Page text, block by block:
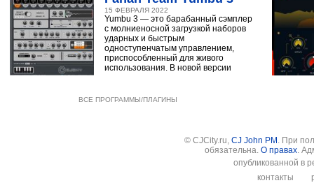
15 ФЕВРАЛЯ 2022
Yumbu 3 — это барабанный сэмплер
с молниеносной загрузкой наборов
ударных и быстрым
одноступенчатым управлением,
приспособленный для живого
использования. В новой версии
ВСЕ ПРОГРАММЫ/ПЛАГИНЫ
© CJCity.ru, CJ John PM . При
обязательна. О правах.
опубликованной в
контакты